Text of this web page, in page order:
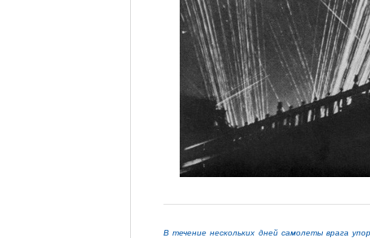
В течение нескольких дней самолеты врага